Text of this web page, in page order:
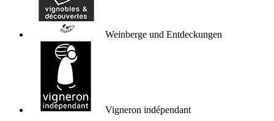
Weinberge und Entdeckungen
Vigneron indépendant